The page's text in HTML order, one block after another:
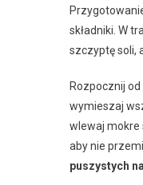
składniki. W
szczyptę soli,
Rozpocznij
wymieszaj
wlewaj mokre
aby nie
puszystych